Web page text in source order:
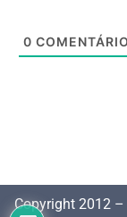
0
Copyright 2012 –